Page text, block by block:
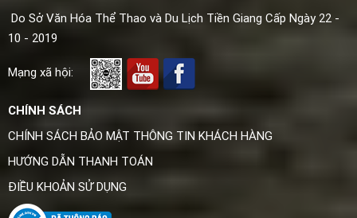
Do Sở Văn Hóa Thể Thao và Du Lịch Tiền Giang Cấp Ngày 22 -
10 - 2019
Mạng xã hội:
CHÍNH SÁCH
CHÍNH SÁCH BẢO MẬT THÔNG TIN KHÁCH HÀNG
HƯỚNG DẪN THANH TOÁN
ĐIỀU KHOẢN SỬ DỤNG